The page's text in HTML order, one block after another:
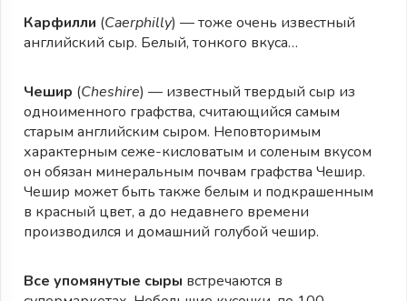
Карфилли (Caerphilly) — тоже очень известный
английский сыр. Белый, тонкого вкуса…
Чешир (Cheshire) — известный твердый сыр из
одноименного графства, считающийся самым
старым английским сыром. Неповторимым
характерным сеже-кисловатым и соленым вкусом
он обязан минеральным почвам графства Чешир.
Чешир может быть также белым и подкрашенным
в красный цвет, а до недавнего времени
производился и домашний голубой чешир.
Все упомянутые сыры встречаются в